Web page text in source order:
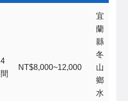
4
間
NT$8,000~12,000
宜
蘭
縣
冬
山
鄉
水